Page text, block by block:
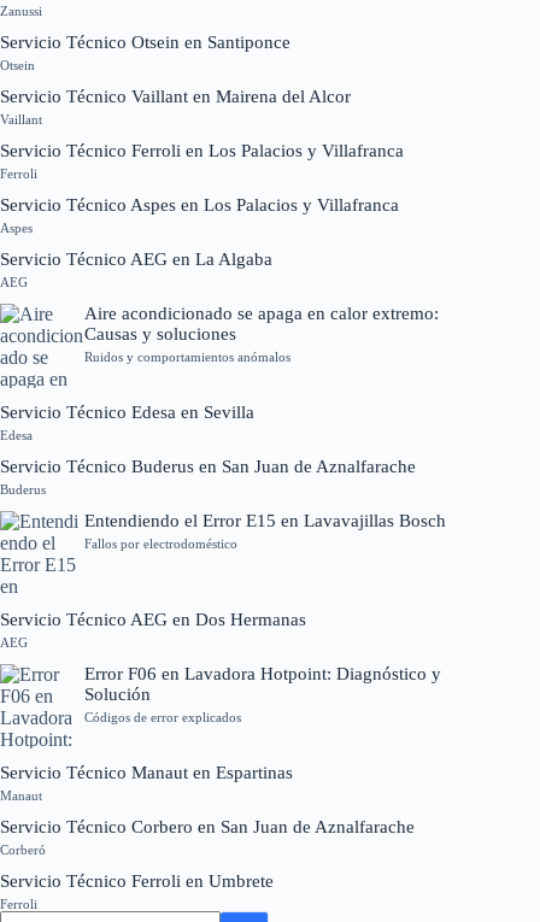
Zanussi
Servicio Técnico Otsein en Santiponce
Otsein
Servicio Técnico Vaillant en Mairena del Alcor
Vaillant
Servicio Técnico Ferroli en Los Palacios y Villafranca
Ferroli
Servicio Técnico Aspes en Los Palacios y Villafranca
Aspes
Servicio Técnico AEG en La Algaba
AEG
Aire acondicionado se apaga en calor extremo:
Causas y soluciones
Ruidos y comportamientos anómalos
Servicio Técnico Edesa en Sevilla
Edesa
Servicio Técnico Buderus en San Juan de Aznalfarache
Buderus
Entendiendo el Error E15 en Lavavajillas Bosch
Fallos por electrodoméstico
Servicio Técnico AEG en Dos Hermanas
AEG
Error F06 en Lavadora Hotpoint: Diagnóstico y
Solución
Códigos de error explicados
Servicio Técnico Manaut en Espartinas
Manaut
Servicio Técnico Corbero en San Juan de Aznalfarache
Corberó
Servicio Técnico Ferroli en Umbrete
Ferroli